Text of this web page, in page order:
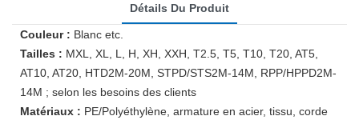
Détails Du Produit
Couleur : Blanc etc.
Tailles : MXL, XL, L, H, XH, XXH, T2.5, T5, T10, T20, AT5,
AT10, AT20, HTD2M-20M, STPD/STS2M-14M, RPP/HPPD2M-
14M ; selon les besoins des clients
Matériaux : PE/Polyéthylène, armature en acier, tissu, corde